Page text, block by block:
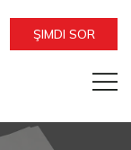
ŞIMDI SOR